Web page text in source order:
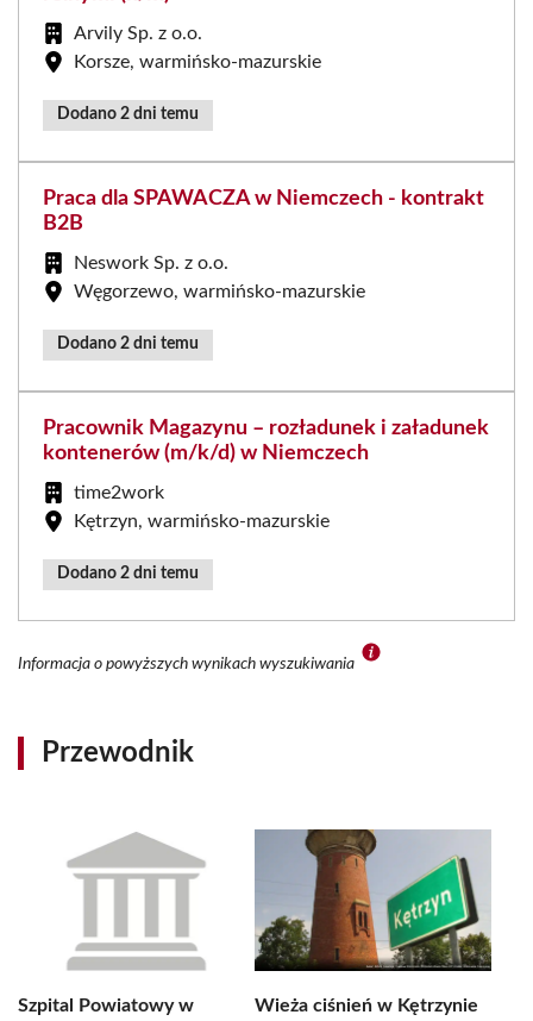
Arvily Sp. z o.o.
Korsze, warmińsko-mazurskie
Dodano 2 dni temu
Praca dla SPAWACZA w Niemczech - kontrakt
B2B
Neswork Sp. z o.o.
Węgorzewo, warmińsko-mazurskie
Dodano 2 dni temu
Pracownik Magazynu – rozładunek i załadunek
kontenerów (m/k/d) w Niemczech
time2work
Kętrzyn, warmińsko-mazurskie
Dodano 2 dni temu
Informacja o powyższych wynikach wyszukiwania
Przewodnik
Szpital Powiatowy w
Wieża ciśnień w Kętrzynie